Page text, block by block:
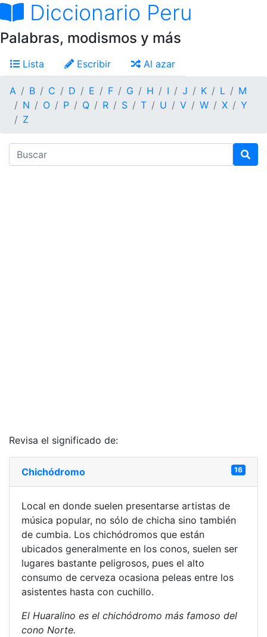
Diccionario Peru
Palabras, modismos y más
Lista Escribir Al azar
A B C D E F G H I J K L
M
N
O P Q R S T U V W X
Y
Z
Revisa el significado de:
Chichódromo 16
Local en donde suelen presentarse artistas de
música popular, no sólo de chicha sino también
de cumbia. Los chichódromos que están
ubicados generalmente en los conos, suelen ser
lugares bastante peligrosos, pues el alto
consumo de cerveza ocasiona peleas entre los
asistentes hasta con cuchillo.
El Huaralino es el chichódromo más famoso del
cono Norte.